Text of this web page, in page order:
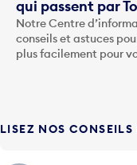
qui passent par
Notre Centre
conseils et astuces
plus facilement pour
LISEZ NOS CONSEILS